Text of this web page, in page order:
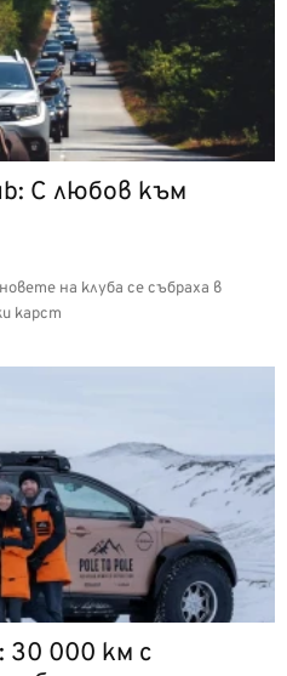
С любов към
на клуба се събраха в
карст
000 км с